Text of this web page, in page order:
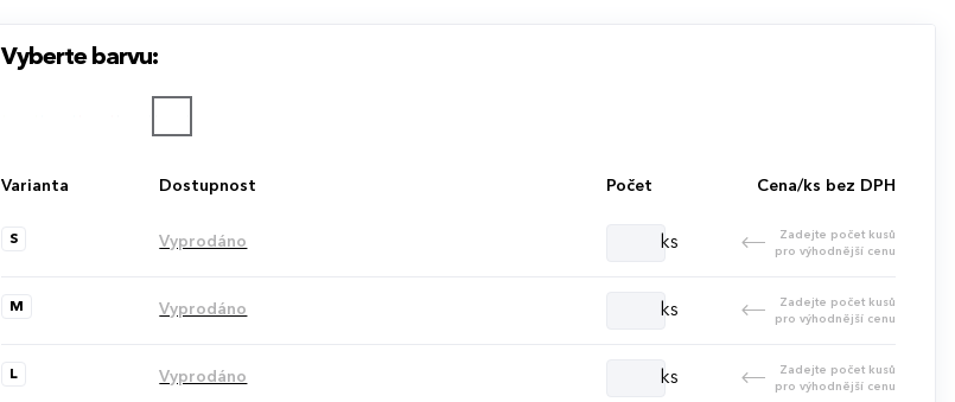
Vyberte barvu:
Varianta Dostupnost Počet Cena/ks bez DPH
S Vyprodáno ks
Zadejte počet kusů
pro výhodnější cenu
M Vyprodáno ks
Zadejte počet kusů
pro výhodnější cenu
L Vyprodáno ks
Zadejte počet kusů
pro výhodnější cenu